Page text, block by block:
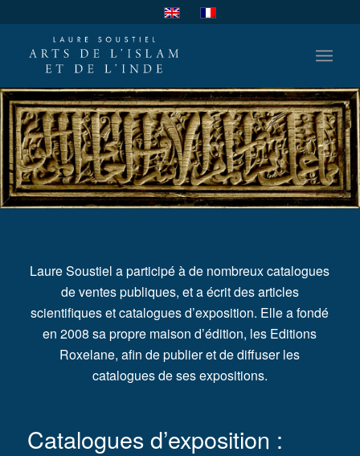
Laure Soustiel a participé à de nombreux catalogues
de ventes publiques, et a écrit des articles
scientifiques et catalogues d’exposition. Elle a fondé
en 2008 sa propre maison d’édition, les Editions
Roxelane, afin de publier et de diffuser les
catalogues de ses expositions.
Catalogues d’exposition :